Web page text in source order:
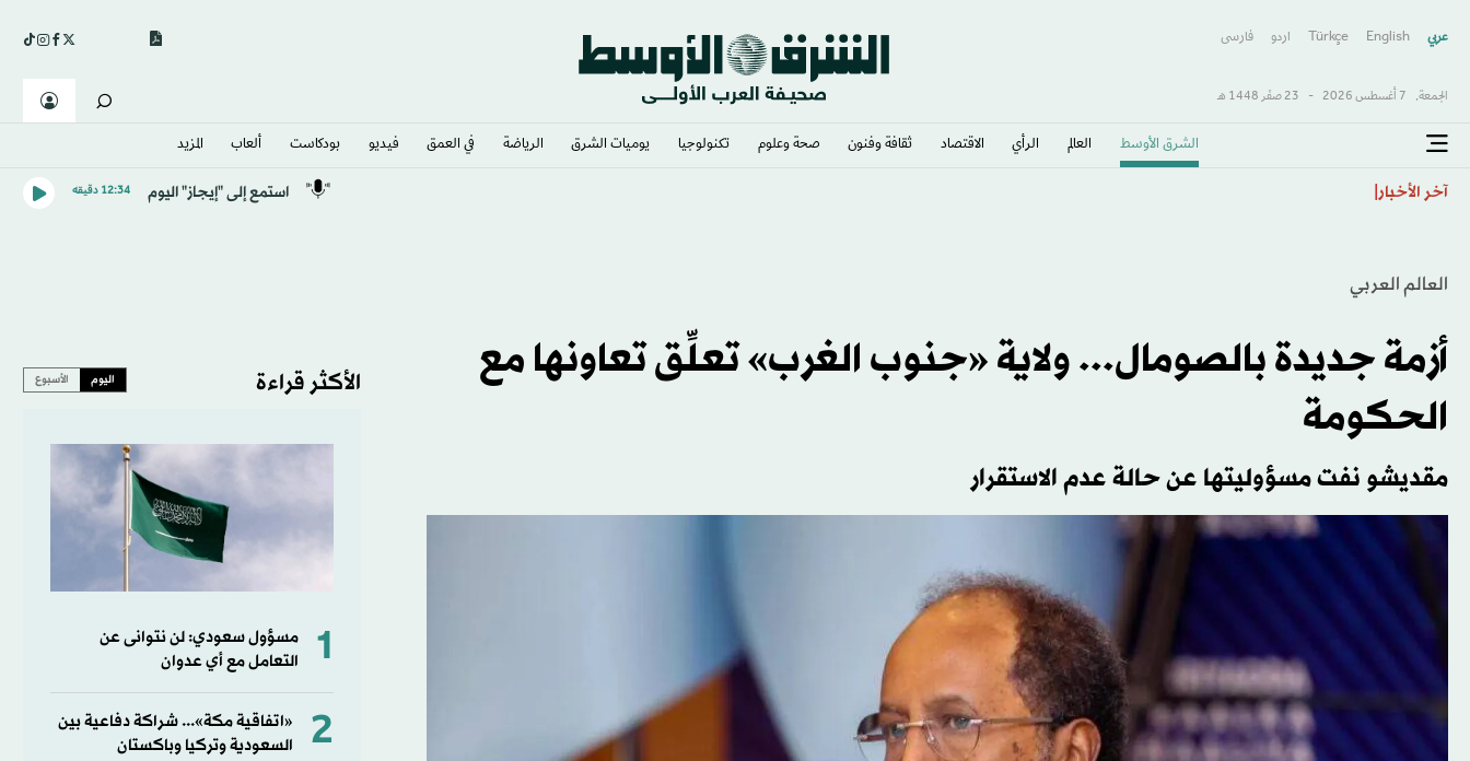
عربي English
Türkçe اردو فارسى
الجمعة, 7 أغسطس 2026 - 23 صفَر 1448 هـ
الشرق الأوسط​ العالم الرأي الاقتصاد ثقافة وفنون صحة وعلوم تكنولوجيا يوميات الشرق​ الرياضة في العمق فيديو بودكاست ألعاب المزيد
آخر الأخبار استمع إلى "إيجاز" اليوم 12:34 دقيقه
العالم العربي
أزمة جديدة بالصومال... ولاية «جنوب الغرب» تعلِّق تعاونها مع
الحكومة
مقديشو نفت مسؤوليتها عن حالة عدم الاستقرار
الأكثر قراءة اليوم الأسبوع
1
مسؤول سعودي: لن نتوانى عن
التعامل مع أي عدوان
2
«اتفاقية مكة»... شراكة دفاعية بين
السعودية وتركيا وباكستان